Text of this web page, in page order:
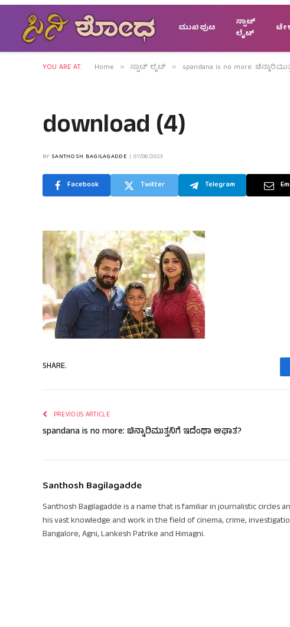
ಮುಖಪುಟ
ಸ್ಪಾಟ್
ಲೈಟ್
YOU ARE AT: Home » ಸ್ಪಾಟ್ ಲೈಟ್ » spandana is no more:
download (4)
BY SANTHOSH BAGILAGADDE 07/08/2023
Facebook Twitter Telegram
SHARE.
PREVIOUS ARTICLE
spandana is no more: ಚಿನ್ನಾರಿಮುತ್ತನಿಗೆ ಇದೆಂಥಾ ಆಘಾತ?
Santhosh Bagilagadde
Santhosh Bagilagadde is a name that is familiar in journalistic
his vast knowledge and work in the field of cinema, crime,
Bangalore, Agni, Lankesh Patrike and Himagni.